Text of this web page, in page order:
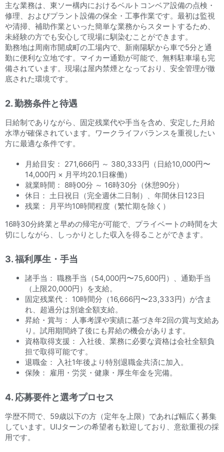
主な業務は、東ソー構内におけるベルトコンベア設備の点検・
修理、およびプラント設備の保全・工事作業です。最初は監視
や清掃、補助作業といった簡単な業務からスタートするため、
未経験の方でも安心して現場に馴染むことができます。
勤務地は周南市開成町の工場内で、新南陽駅から車で5分と通
勤に便利な立地です。マイカー通勤が可能で、無料駐車場も完
備されています。現場は屋内禁煙となっており、安全管理が徹
底された環境です。
2. 勤務条件と待遇
日給制でありながら、固定残業代や手当を含め、安定した月給
水準が確保されています。ワークライフバランスを重視したい
方に最適な条件です。
月給目安： 271,666円 ～ 380,333円（日給10,000円〜
14,000円 × 月平均20.1日稼働）
就業時間： 8時00分 ～ 16時30分（休憩90分）
休日： 土日祝日（完全週休二日制）、年間休日123日
残業： 月平均10時間程度（繁忙期を除く）
16時30分終業と早めの帰宅が可能で、プライベートの時間を大
切にしながら、しっかりとした収入を得ることができます。
3. 福利厚生・手当
諸手当： 職務手当（54,000円〜75,600円）、通勤手当
（上限20,000円）を支給。
固定残業代： 10時間分（16,666円〜23,333円）が含ま
れ、超過分は別途全額支給。
昇給・賞与： 人事考課や実績に基づき年2回の賞与支給あ
り。試用期間終了後にも昇給の機会があります。
資格取得支援： 入社後、業務に必要な資格は会社全額負
担で取得可能です。
退職金： 入社1年後より特別退職金共済に加入。
保険： 雇用・労災・健康・厚生年金を完備。
4. 応募要件と選考プロセス
学歴不問で、59歳以下の方（定年を上限）であれば幅広く募集
しています。UIJターンの希望者も歓迎しており、意欲重視の採
用です。